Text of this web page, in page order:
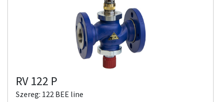
RV 122 P
Szereg: 122 BEE line